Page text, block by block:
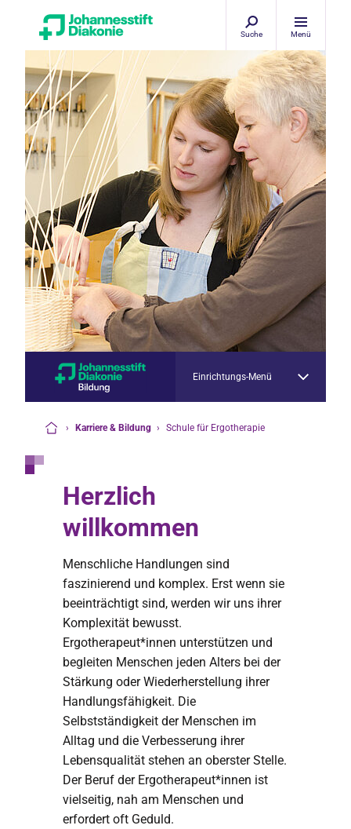
Suche Menü
Einrichtungs-Menü
› Karriere & Bildung › Schule für Ergotherapie
Herzlich
willkommen
Menschliche Handlungen sind
faszinierend und komplex. Erst wenn sie
beeinträchtigt sind, werden wir uns ihrer
Komplexität bewusst.
Ergotherapeut*innen unterstützen und
begleiten Menschen jeden Alters bei der
Stärkung oder Wiederherstellung ihrer
Handlungsfähigkeit. Die
Selbstständigkeit der Menschen im
Alltag und die Verbesserung ihrer
Lebensqualität stehen an oberster Stelle.
Der Beruf der Ergotherapeut*innen ist
vielseitig, nah am Menschen und
erfordert oft Geduld.